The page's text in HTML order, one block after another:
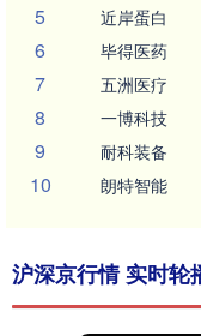
5 近岸蛋白
6 毕得医药
7 五洲医疗
8 一博科技
9 耐科装备
10 朗特智能
沪深京行情 实时轮